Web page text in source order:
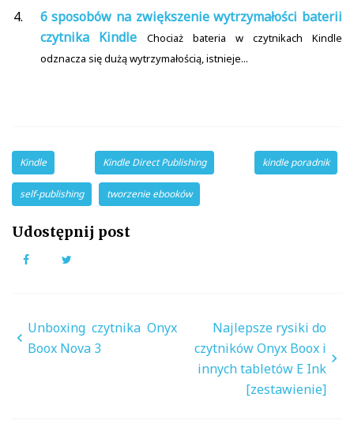
6 sposobów na zwiększenie wytrzymałości baterii
czytnika Kindle
Chociaż bateria w czytnikach Kindle
odznacza się dużą wytrzymałością, istnieje...
Kindle Kindle Direct Publishing kindle poradnik
self-publishing tworzenie ebooków
Udostępnij post
Facebook
Nawigacja
wpisu
Unboxing czytnika Onyx
Boox Nova 3
Najlepsze rysiki do
czytników Onyx Boox i
innych tabletów E Ink
[zestawienie]